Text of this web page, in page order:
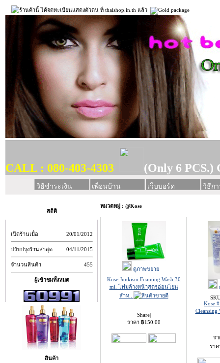
CALL : 080-403-4303 (Only 6 PCS.)
วิธีชำระเงิน เพื่อนบ้าน เว็บบอร์ด วิธีก
สถิติ
เปิดร้านเมื่อ 20/01/2012
ปรับปรุงร้านล่าสุด 04/11/2015
จำนวนสินค้า 455
ผู้เข้าชมทั้งหมด
สินค้า
หมวดหมู่ : @Kose
ดูภาพขยาย
Kose Junkisui Foaming Wash 30
ml. โฟมล้างหน้าสูตรอ่อนโยน
สำห..
Share|
ราคา ฿150.00
Kose
Cleansing
ร
รา